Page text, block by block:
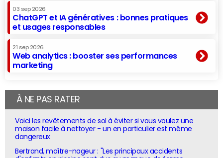
03 sep 2026
ChatGPT et IA génératives : bonnes pratiques
et usages responsables
21 sep 2026
Web analytics : booster ses performances
marketing
À NE PAS RATER
Voici les revêtements de sol à éviter si vous voulez une
maison facile à nettoyer - un en particulier est même
dangereux
Bertrand, maître-nageur : "Les principaux accidents